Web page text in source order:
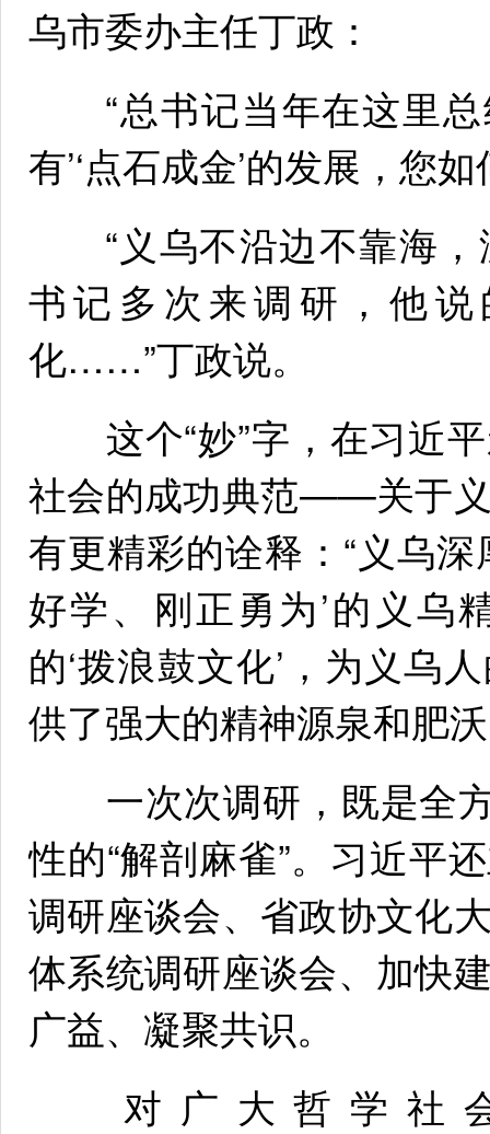
乌市委办主任丁政：
“总书记当年在这里总
有’‘点石成金’的发展，您
“义乌不沿边不靠海，
书记多次来调研，他说
化……”丁政说。
这个“妙”字，在习近平
社会的成功典范——关于
有更精彩的诠释：“义乌
好学、刚正勇为’的义乌
的‘拨浪鼓文化’，为义乌
供了强大的精神源泉和肥
一次次调研，既是全方
性的“解剖麻雀”。习近平
调研座谈会、省政协文化
体系统调研座谈会、加快
广益、凝聚共识。
对广大哲学社